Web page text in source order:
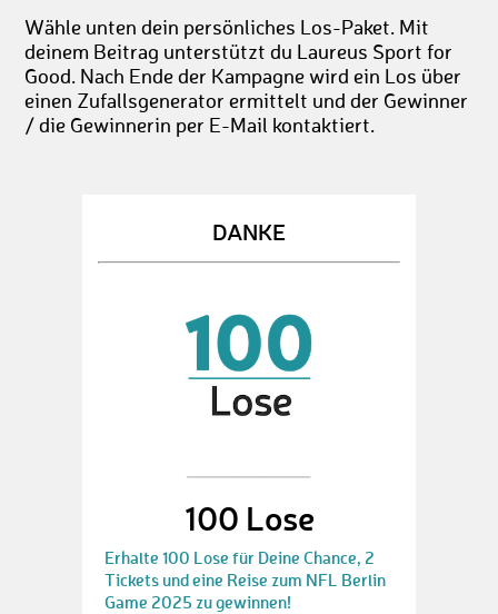
Wähle unten dein persönliches Los-Paket. Mit
deinem Beitrag unterstützt du Laureus Sport for
Good. Nach Ende der Kampagne wird ein Los über
einen Zufallsgenerator ermittelt und der Gewinner
/ die Gewinnerin per E-Mail kontaktiert.
DANKE
100 Lose
Erhalte 100 Lose für Deine Chance, 2
Tickets und eine Reise zum NFL Berlin
Game 2025 zu gewinnen!